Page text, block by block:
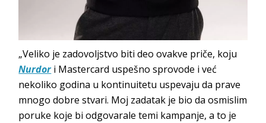
„Veliko je zadovoljstvo biti deo ovakve priče, koju
Nurdori Mastercard uspešno sprovode i već
nekoliko godina u kontinuitetu uspevaju da prave
mnogo dobre stvari. Moj zadatak je bio da osmislim
poruke koje bi odgovarale temi kampanje, a to je